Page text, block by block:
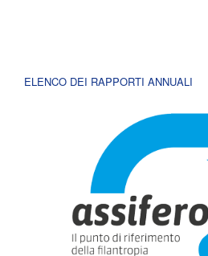
ELENCO DEI RAPPORTI ANNUALI